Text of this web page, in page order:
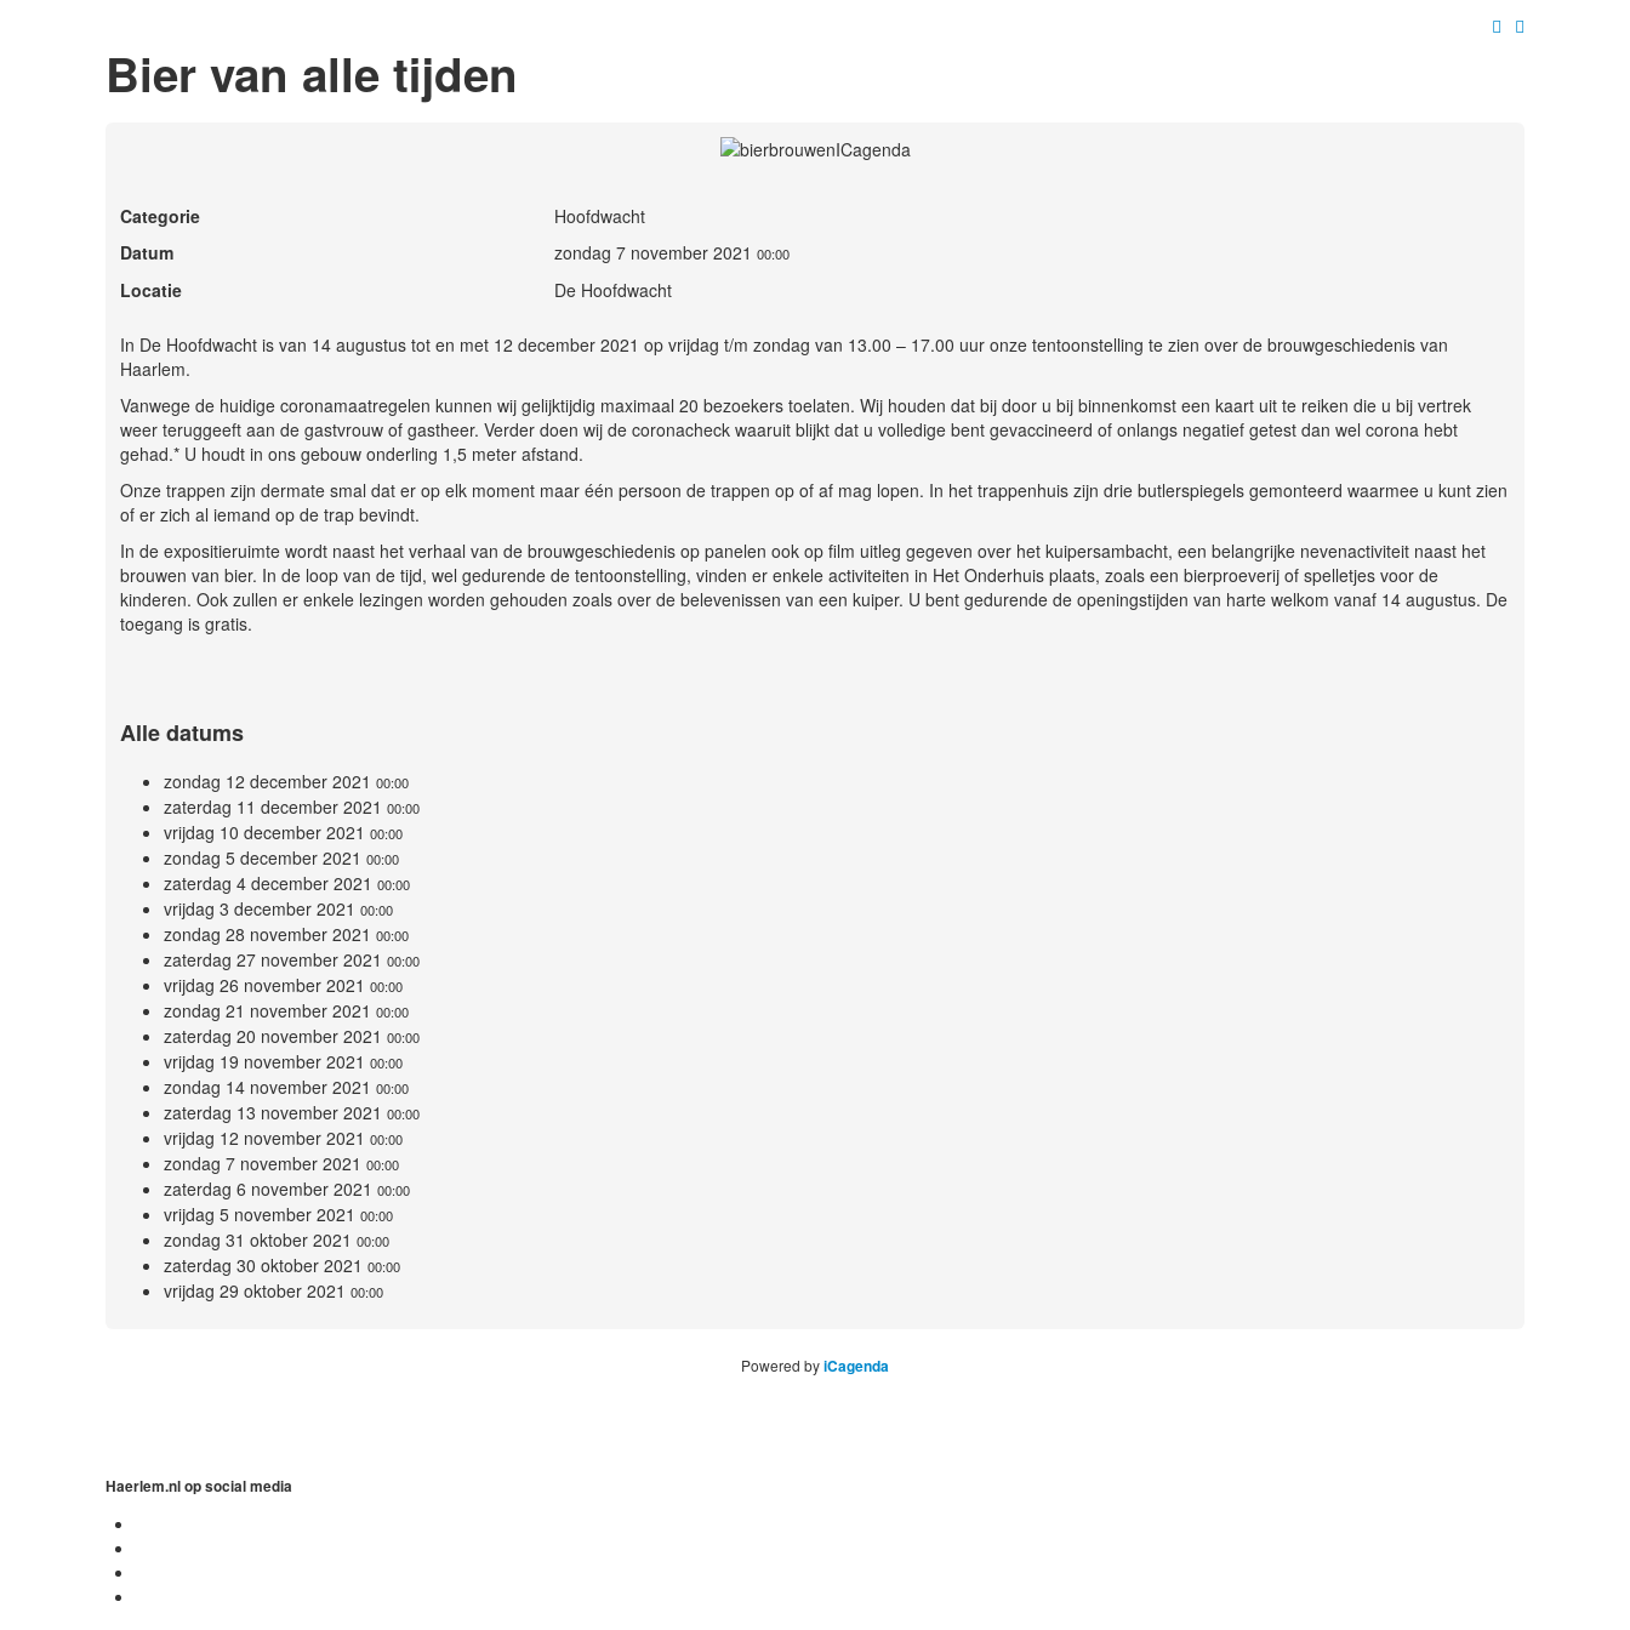
Bier van alle tijden
Categorie
Hoofdwacht
Datum
zondag 7 november 2021 00:00
Locatie De Hoofdwacht
In De Hoofdwacht is van 14 augustus tot en met 12 december 2021 op vrijdag t/m zondag van 13.00 – 17.00 uur onze tentoonstelling te zien over de brouwgeschiedenis van
Haarlem.
Vanwege de huidige coronamaatregelen kunnen wij gelijktijdig maximaal 20 bezoekers toelaten. Wij houden dat bij door u bij binnenkomst een kaart uit te reiken die u bij vertrek
weer teruggeeft aan de gastvrouw of gastheer. Verder doen wij de coronacheck waaruit blijkt dat u volledige bent gevaccineerd of onlangs negatief getest dan wel corona hebt
gehad.* U houdt in ons gebouw onderling 1,5 meter afstand.
Onze trappen zijn dermate smal dat er op elk moment maar één persoon de trappen op of af mag lopen. In het trappenhuis zijn drie butlerspiegels gemonteerd waarmee u kunt zien
of er zich al iemand op de trap bevindt.
In de expositieruimte wordt naast het verhaal van de brouwgeschiedenis op panelen ook op film uitleg gegeven over het kuipersambacht, een belangrijke nevenactiviteit naast het
brouwen van bier. In de loop van de tijd, wel gedurende de tentoonstelling, vinden er enkele activiteiten in Het Onderhuis plaats, zoals een bierproeverij of spelletjes voor de
kinderen. Ook zullen er enkele lezingen worden gehouden zoals over de belevenissen van een kuiper. U bent gedurende de openingstijden van harte welkom vanaf 14 augustus. De
toegang is gratis.
Alle datums
zondag 12 december 202100:00
zaterdag 11 december 202100:00
vrijdag 10 december 202100:00
zondag 5 december 202100:00
zaterdag 4 december 202100:00
vrijdag 3 december 202100:00
zondag 28 november 202100:00
zaterdag 27 november 202100:00
vrijdag 26 november 202100:00
zondag 21 november 202100:00
zaterdag 20 november 202100:00
vrijdag 19 november 202100:00
zondag 14 november 202100:00
zaterdag 13 november 202100:00
vrijdag 12 november 202100:00
zondag 7 november 202100:00
zaterdag 6 november 202100:00
vrijdag 5 november 202100:00
zondag 31 oktober 202100:00
zaterdag 30 oktober 202100:00
vrijdag 29 oktober 202100:00
Powered byiCagenda
Haerlem.nl op social media